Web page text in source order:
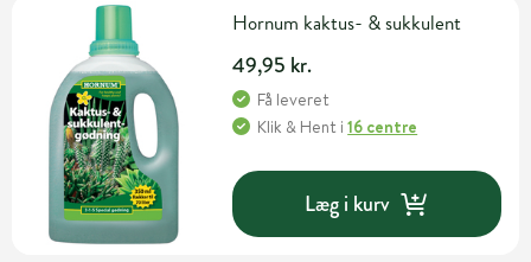
Hornum kaktus- & sukkulent
49,95 kr.
Få leveret
Klik & Hent i16 centre
Læg i kurv